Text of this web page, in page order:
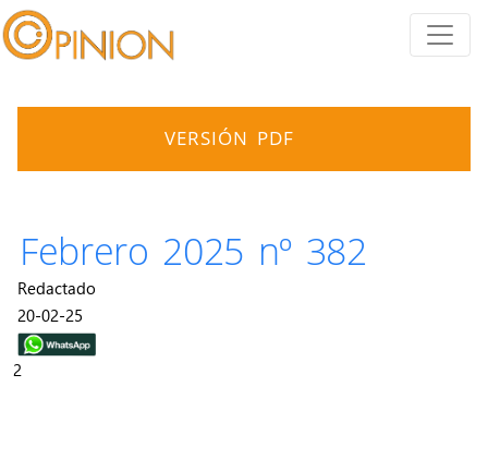
VERSIÓN PDF
Febrero 2025 nº 382
Redactado
20-02-25
2